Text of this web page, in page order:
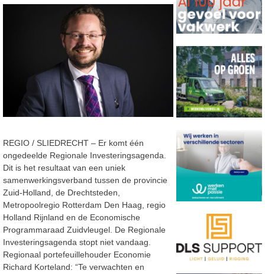
REGIO / SLIEDRECHT – Er komt één
ongedeelde Regionale Investeringsagenda.
Dit is het resultaat van een uniek
samenwerkingsverband tussen de provincie
Zuid-Holland, de Drechtsteden,
Metropoolregio Rotterdam Den Haag, regio
Holland Rijnland en de Economische
Programmaraad Zuidvleugel. De Regionale
Investeringsagenda stopt niet vandaag.
Regionaal portefeuillehouder Economie
Richard Korteland: “Te verwachten en